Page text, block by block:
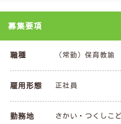
個性豊かな人間として、また自
全ての親・保護者の願いと理解
ます。
アナタも当園で一緒に働きませ
募集要項
職種 （常勤）保育教諭
雇用形態 正社員
勤務地
さかい・つくしこ